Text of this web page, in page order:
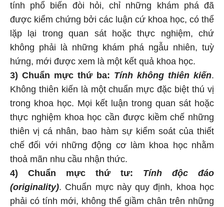
tính phổ biến đòi hỏi, chỉ những khám phá đã
được kiểm chứng bởi các luận cứ khoa học, có thể
lặp lại trong quan sát hoặc thực nghiệm, chứ
không phải là những khám phá ngẫu nhiên, tuỳ
hứng, mới được xem là một kết quả khoa học.
3) Chuẩn mực thứ ba: Tính không thiên kiến.
Không thiên kiến là một chuẩn mực đặc biệt thú vị
trong khoa học. Mọi kết luận trong quan sát hoặc
thực nghiệm khoa học cần được kiềm chế những
thiên vị cá nhân, bao hàm sự kiểm soát của thiết
chế đối với những động cơ làm khoa học nhằm
thoả mãn nhu cầu nhận thức.
4) Chuẩn mực thứ tư: Tính độc đáo
(originality). Chuẩn mực này quy định, khoa học
phải có tính mới, không thể giầm chân trên những